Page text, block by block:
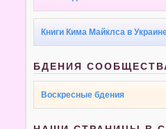
Книги Кима Майклса в
БДЕНИЯ
Воскресные бдения